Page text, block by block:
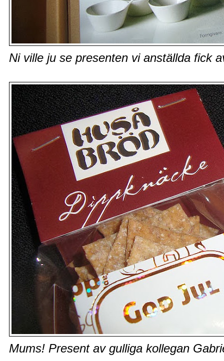
Ni ville ju se presenten vi anställda fick
Mums! Present av gulliga kollegan